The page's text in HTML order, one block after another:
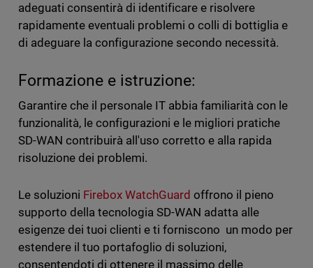
adeguati consentirà di identificare e risolvere
rapidamente eventuali problemi o colli di bottiglia e
di adeguare la configurazione secondo necessità.
Formazione e istruzione:
Garantire che il personale IT abbia familiarità con le
funzionalità, le configurazioni e le migliori pratiche
SD-WAN contribuirà all'uso corretto e alla rapida
risoluzione dei problemi.
Le soluzioni Firebox WatchGuard offrono il pieno
supporto della tecnologia SD-WAN adatta alle
esigenze dei tuoi clienti e ti forniscono un modo per
estendere il tuo portafoglio di soluzioni,
consentendoti di ottenere il massimo delle